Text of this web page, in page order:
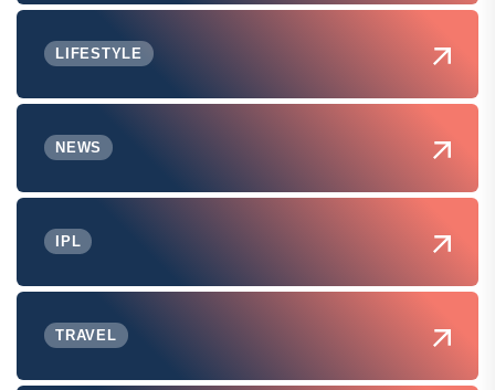
LIFESTYLE
NEWS
IPL
TRAVEL